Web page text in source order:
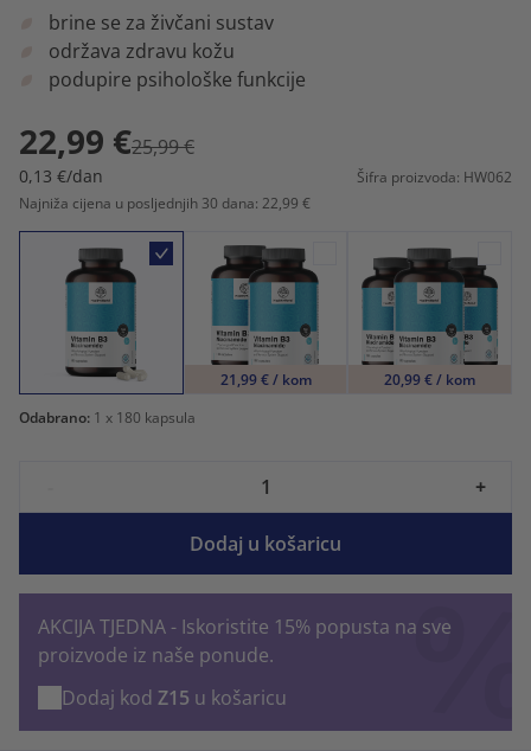
brine se za živčani sustav
održava zdravu kožu
podupire psihološke funkcije
22,99 €25,99 €
0,13 €/dan
Šifra proizvoda: HW062
Najniža cijena u posljednjih 30 dana: 22,99 €
21,99 € / kom
20,99 € / kom
Odabrano: 1 x 180 kapsula
+
Dodaj u košaricu
AKCIJA TJEDNA - Iskoristite 15% popusta na sve
proizvode iz naše ponude.
Dodaj kod Z15 u košaricu